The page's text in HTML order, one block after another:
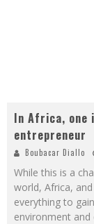
In Africa, one
entrepreneur
Boubacar Diallo
While this is a
world, Africa,
everything to
environment